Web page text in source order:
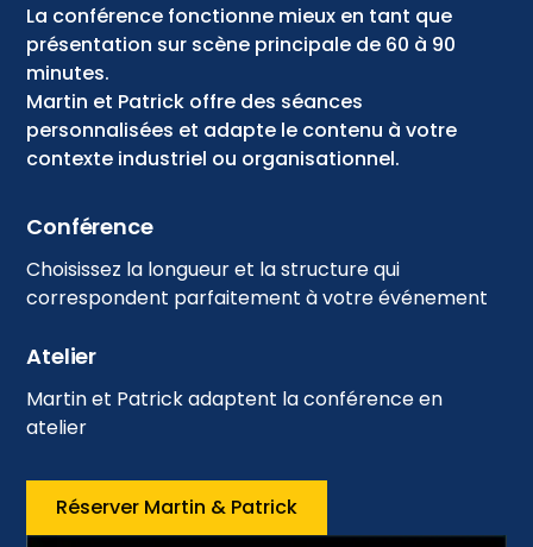
La conférence fonctionne mieux en tant que
présentation sur scène principale de 60 à 90
minutes.
Martin et Patrick offre des séances
personnalisées et adapte le contenu à votre
contexte industriel ou organisationnel.
Conférence
Choisissez la longueur et la structure qui
correspondent parfaitement à votre événement
Atelier
Martin et Patrick adaptent la conférence en
atelier
Réserver Martin & Patrick